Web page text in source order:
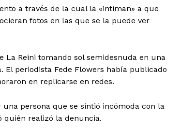
a través de la cual la «intiman» a que
fotos en las que se la puede ver
Reini tomando sol semidesnuda en una
periodista Fede Flowers había publicado
en replicarse en redes.
persona que se sintió incómoda con la
quién realizó la denuncia.